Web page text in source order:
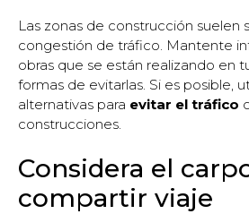
Las zonas de construcción suelen
congestión de tráfico. Mantente
obras que se están realizando en
formas de evitarlas. Si es posible,
alternativas para evitar el tráfico
construcciones.
Considera el
compartir viaje